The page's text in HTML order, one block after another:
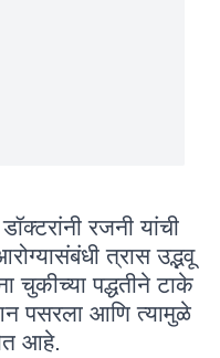
रजनी यांची
त्रास उद्भवू
चुकीच्या पद्धतीने टाके
पसरला आणि त्यामुळे
आहे.